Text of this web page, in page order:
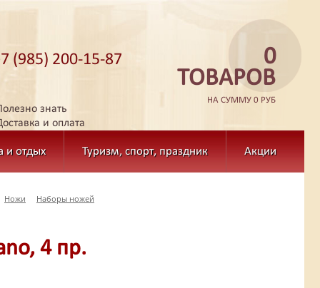
(985) 200-15-87
знать
и оплата
0
ТОВАРОВ
НА СУММУ 0 РУБ
и отдых Туризм, спорт, праздник Акции
Ножи Наборы ножей
4 пр.